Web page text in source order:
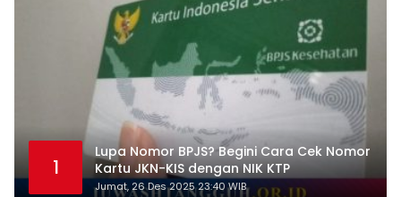
1
Lupa Nomor BPJS? Begini Cara Cek Nomor
Kartu JKN-KIS dengan NIK KTP
Jumat, 26 Des 2025 23:40 WIB